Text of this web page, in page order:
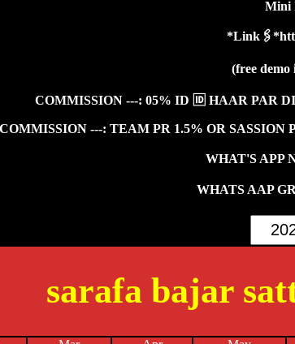
Mini
(free demo
COMMISSION ---: 05% ID 🆔 HAAR PAR
COMMISSION ---: TEAM PR 1.5% OR
WHAT'S APP
WHATS AAP
sarafa bajar